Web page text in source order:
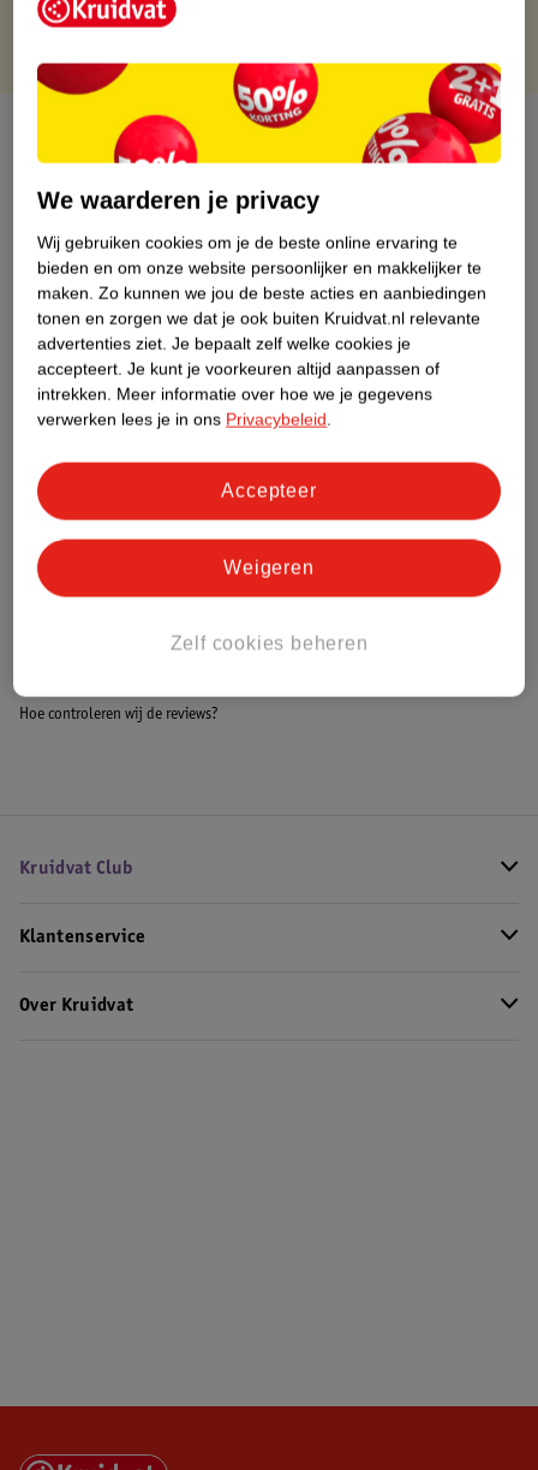
Over dit product
Productinformatie
Etiketinformatie
Nature Impact Score
Dit product heeft (nog) geen Nature
Impact Score.
Meer informatie
Bestel & Bezorginformatie
Bekijk ook
7th Heaven Alle Sheet maskers
Hoe controleren wij de reviews?
Kruidvat Club
Klantenservice
Over Kruidvat
We waarderen je privacy
Wij gebruiken cookies om je de beste online ervaring te
bieden en om onze website persoonlijker en makkelijker te
maken. Zo kunnen we jou de beste acties en aanbiedingen
tonen en zorgen we dat je ook buiten Kruidvat.nl relevante
advertenties ziet. Je bepaalt zelf welke cookies je
accepteert. Je kunt je voorkeuren altijd aanpassen of
intrekken. Meer informatie over hoe we je gegevens
verwerken lees je in ons Privacybeleid.
Zelf cookies beheren
Weigeren
Accepteer